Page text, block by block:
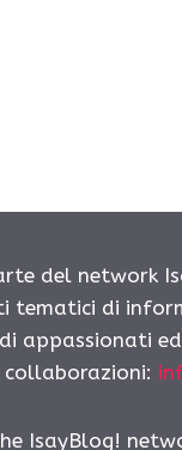
del network
tematici di
appassionati
IsayBlog!